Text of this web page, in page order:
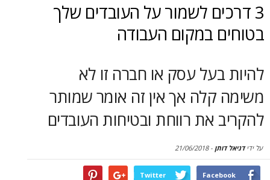
לשמור על העובדים שלך
במקום העבודה
עסק או חברה זו לא
אך אין זה אומר שמותר
את רווחת ובטיחות העובדים
-
21/06/2018
Twitter